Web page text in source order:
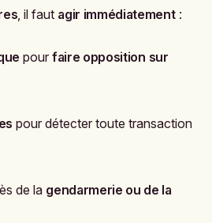
, il faut agir immédiatement:
pour faire opposition sur
pour détecter toute transaction
de la gendarmerie ou de la